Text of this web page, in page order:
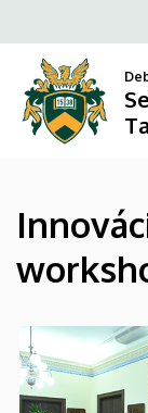
Tanszék
a
tartalomra